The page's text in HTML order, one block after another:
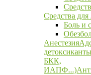
Средства
Боль и
Анестезия
детоксиканты
БКК,
ИАПФ...)